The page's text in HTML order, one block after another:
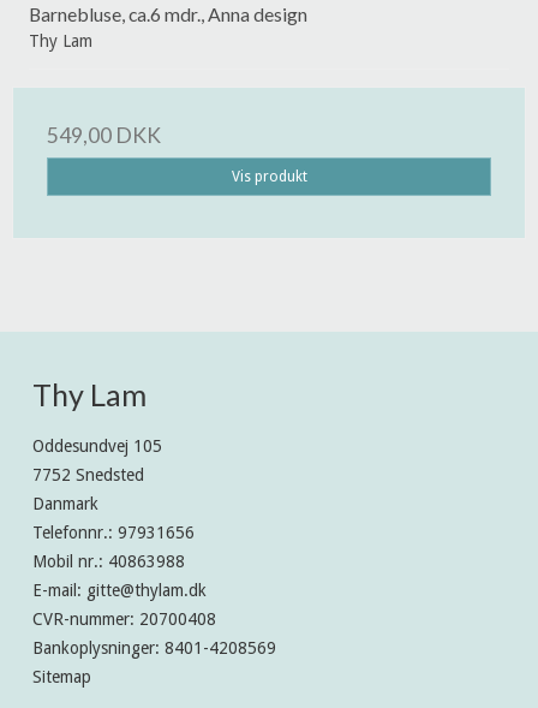
Barnebluse, ca.6 mdr., Anna design
Thy Lam
549,00 DKK
Vis produkt
Thy Lam
Oddesundvej 105
7752 Snedsted
Danmark
Telefonnr.: 97931656
Mobil nr.: 40863988
E-mail : gitte@thylam.dk
CVR-nummer: 20700408
Bankoplysninger: 8401-4208569
Sitemap